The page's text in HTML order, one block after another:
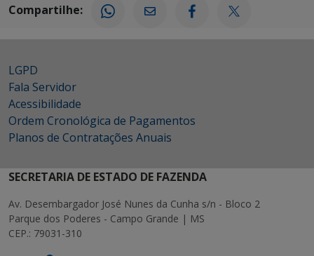
Compartilhe:
LGPD
Fala Servidor
Acessibilidade
Ordem Cronológica de Pagamentos
Planos de Contratações Anuais
SECRETARIA DE ESTADO DE FAZENDA
Av. Desembargador José Nunes da Cunha s/n - Bloco 2
Parque dos Poderes - Campo Grande | MS
CEP.: 79031-310